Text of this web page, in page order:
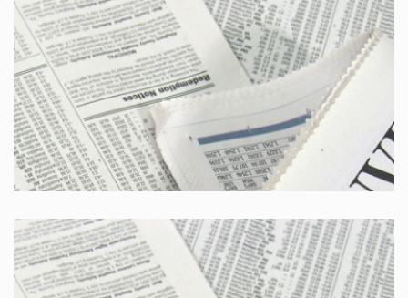
Corriere della sera